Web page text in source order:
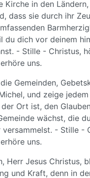
Kirche in den
dass sie durch ihr
du dich vor deinem
- Stille - Christus,
uns.
Gemeinden,
und zeige
Ort ist, den
wächst, die
versammelst. - Stille -
uns.
Herr Jesus Christus,
und Kraft, denn in